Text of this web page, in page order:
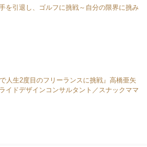
を引退し、ゴルフに挑戦～自分の限界に挑み
で人生2度目のフリーランスに挑戦』高橋亜矢
イドデザインコンサルタント／スナックママ